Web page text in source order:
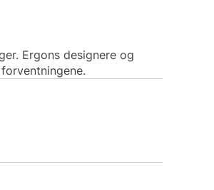
Ergons designere og